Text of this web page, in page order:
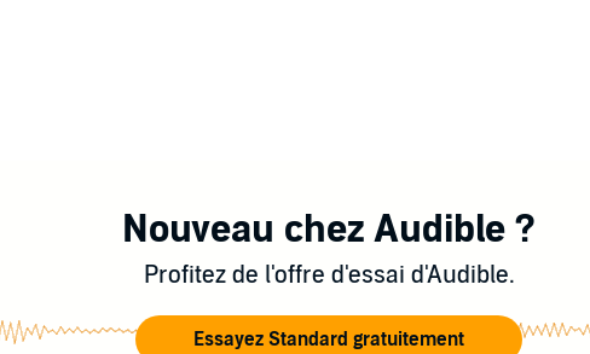
Nouveau chez Audible ?
Profitez de l'offre d'essai d'Audible.
Essayez Standard gratuitement